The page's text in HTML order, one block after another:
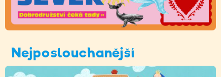
Nejposlouchanější